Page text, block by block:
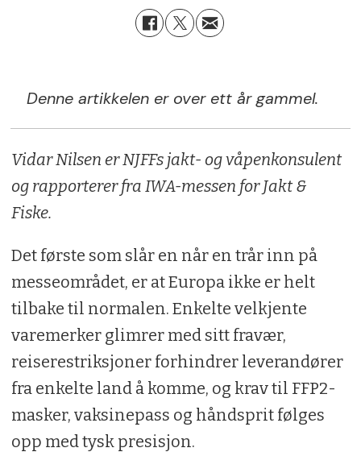
Denne artikkelen er over ett år gammel.
Vidar Nilsen er NJFFs jakt- og våpenkonsulent
og rapporterer fra IWA-messen for Jakt &
Fiske.
Det første som slår en når en trår inn på
messeområdet, er at Europa ikke er helt
tilbake til normalen. Enkelte velkjente
varemerker glimrer med sitt fravær,
reiserestriksjoner forhindrer leverandører
fra enkelte land å komme, og krav til FFP2-
masker, vaksinepass og håndsprit følges
opp med tysk presisjon.